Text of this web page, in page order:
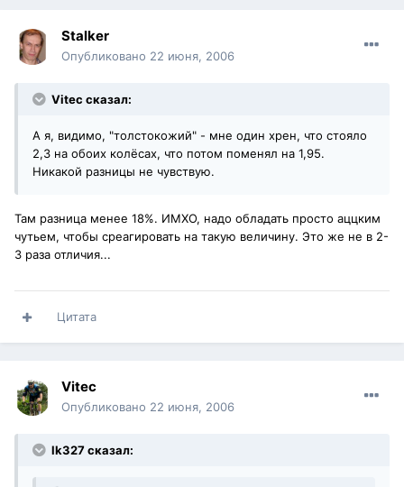
Stalker
Опубликовано 22 июня, 2006
Vitec сказал:
А я, видимо, "толстокожий" - мне один хрен, что стояло
2,3 на обоих колёсах, что потом поменял на 1,95.
Никакой разницы не чувствую.
Там разница менее 18%. ИМХО, надо обладать просто аццким
чутьем, чтобы среагировать на такую величину. Это же не в 2-
3 раза отличия...
Цитата
Vitec
Опубликовано 22 июня, 2006
lk327 сказал: